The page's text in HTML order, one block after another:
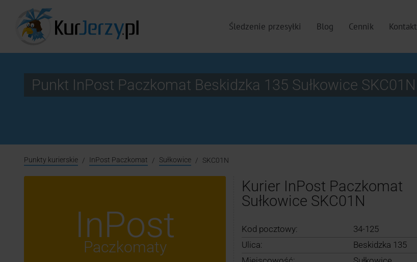
Śledzenie przesyłki Blog Cennik Kontakt
Punkt InPost Paczkomat Beskidzka 135 Sułkowice SKC01N
Punkty kurierskie InPost Paczkomat Sułkowice SKC01N
InPost
Paczkomaty
Kurier InPost Paczkomat
Sułkowice SKC01N
Kod pocztowy:
34-125
Ulica:
Beskidzka 135